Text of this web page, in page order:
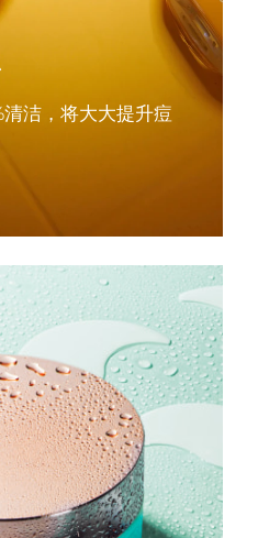
洁，将大大提升痘